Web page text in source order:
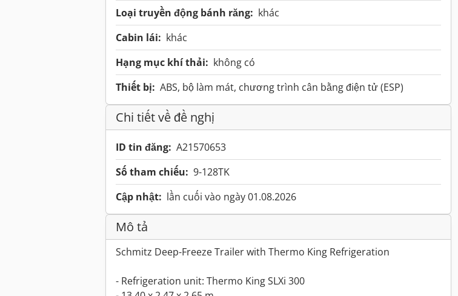
Loại truyền động bánh răng: khác
Cabin lái: khác
Hạng mục khí thải: không có
Thiết bị: ABS, bộ làm mát, chương trình cân bằng điện tử (ESP)
Chi tiết về đề nghị
ID tin đăng: A21570653
Số tham chiếu: 9-128TK
Cập nhật: lần cuối vào ngày 01.08.2026
Mô tả
Schmitz Deep-Freeze Trailer with Thermo King Refrigeration
- Refrigeration unit: Thermo King SLXi 300